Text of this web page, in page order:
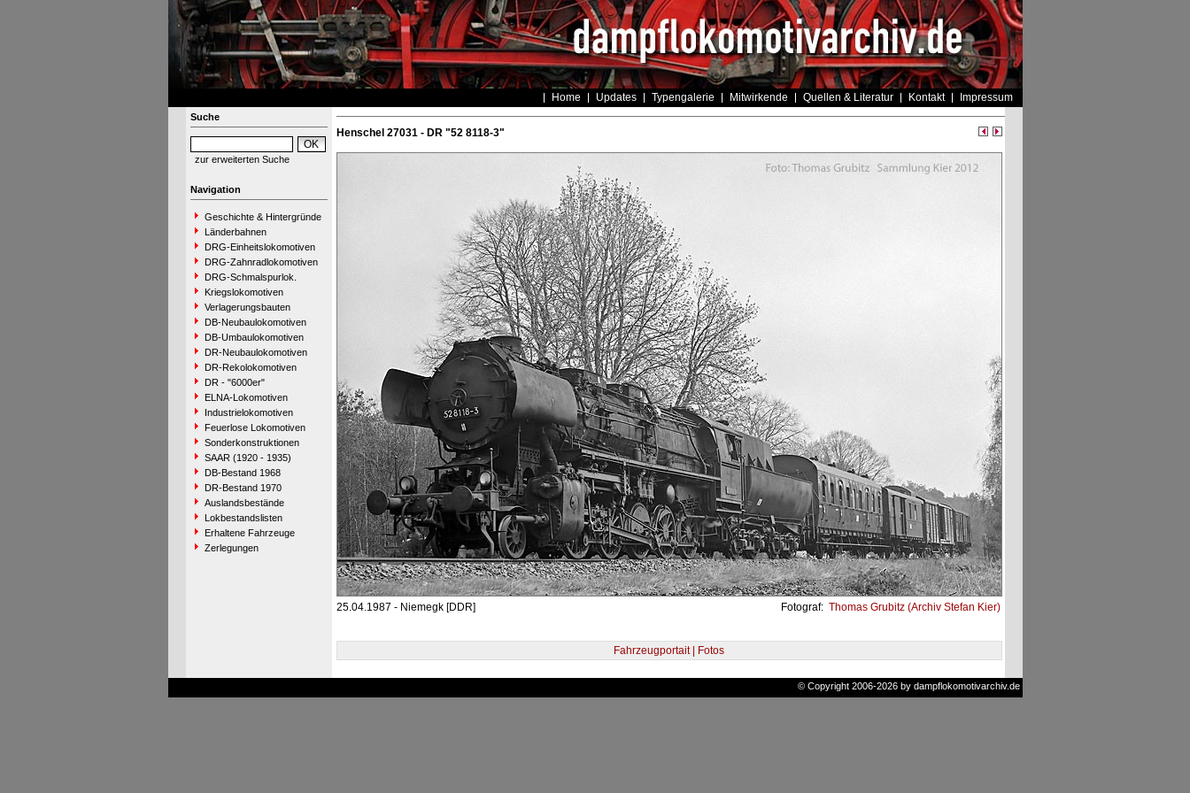
Home Updates Typengalerie Mitwirkende Quellen & Literatur Kontakt Impressum
Suche
zur erweiterten Suche
Navigation
Geschichte & Hintergründe
Länderbahnen
DRG-Einheitslokomotiven
DRG-Zahnradlokomotiven
DRG-Schmalspurlok.
Kriegslokomotiven
Verlagerungsbauten
DB-Neubaulokomotiven
DB-Umbaulokomotiven
DR-Neubaulokomotiven
DR-Rekolokomotiven
DR - "6000er"
ELNA-Lokomotiven
Industrielokomotiven
Feuerlose Lokomotiven
Sonderkonstruktionen
SAAR (1920 - 1935)
DB-Bestand 1968
DR-Bestand 1970
Auslandsbestände
Lokbestandslisten
Erhaltene Fahrzeuge
Zerlegungen
Henschel 27031 - DR "52 8118-3"
25.04.1987 - Niemegk [DDR] Fotograf: Thomas Grubitz (Archiv Stefan Kier)
Fahrzeugportait | Fotos
© Copyright 2006-2026 by dampflokomotivarchiv.de